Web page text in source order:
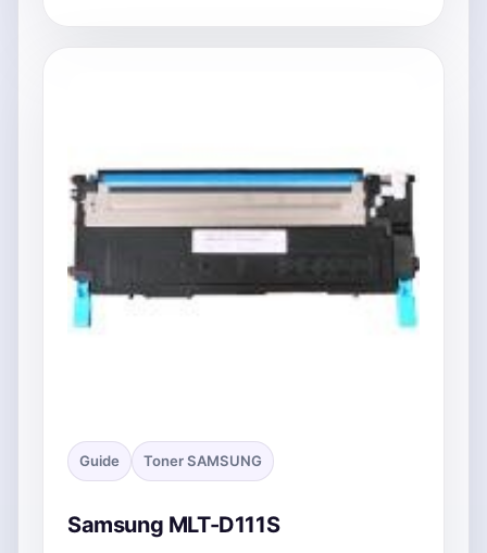
Guide Toner SAMSUNG
Samsung MLT-D111S